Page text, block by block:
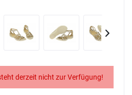
derzeit nicht zur Verfügung!